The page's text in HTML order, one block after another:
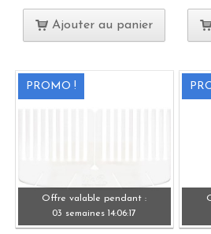
Ajouter au panier
PROMO !
Offre valable pendant :
03 semaines 14:06: 15